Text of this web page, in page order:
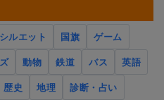
ルエット 国旗
ゲーム
動物 鉄道 バス
英語
歴史 地理 診断・占い